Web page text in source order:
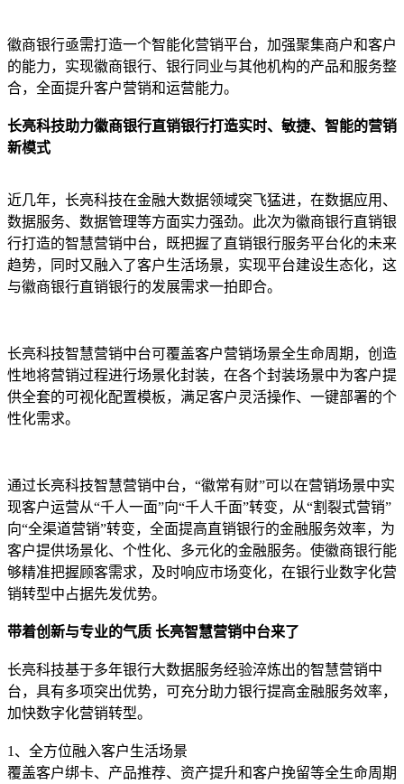
徽商银行亟需打造一个智能化营销平台，加强聚集商户和客户
的能力，实现徽商银行、银行同业与其他机构的产品和服务整
合，全面提升客户营销和运营能力。
长亮科技助力徽商银行直销银行打造实时、敏捷、智能的营销
新模式
近几年，长亮科技在金融大数据领域突飞猛进，在数据应用、
数据服务、数据管理等方面实力强劲。此次为徽商银行直销银
行打造的智慧营销中台，既把握了直销银行服务平台化的未来
趋势，同时又融入了客户生活场景，实现平台建设生态化，这
与徽商银行直销银行的发展需求一拍即合。
长亮科技智慧营销中台可覆盖客户营销场景全生命周期，创造
性地将营销过程进行场景化封装，在各个封装场景中为客户提
供全套的可视化配置模板，满足客户灵活操作、一键部署的个
性化需求。
通过长亮科技智慧营销中台，“徽常有财”可以在营销场景中实
现客户运营从“千人一面”向“千人千面”转变，从“割裂式营销”
向“全渠道营销”转变，全面提高直销银行的金融服务效率，为
客户提供场景化、个性化、多元化的金融服务。使徽商银行能
够精准把握顾客需求，及时响应市场变化，在银行业数字化营
销转型中占据先发优势。
带着创新与专业的气质 长亮智慧营销中台来了
长亮科技基于多年银行大数据服务经验淬炼出的智慧营销中
台，具有多项突出优势，可充分助力银行提高金融服务效率，
加快数字化营销转型。
1、全方位融入客户生活场景
覆盖客户绑卡、产品推荐、资产提升和客户挽留等全生命周期